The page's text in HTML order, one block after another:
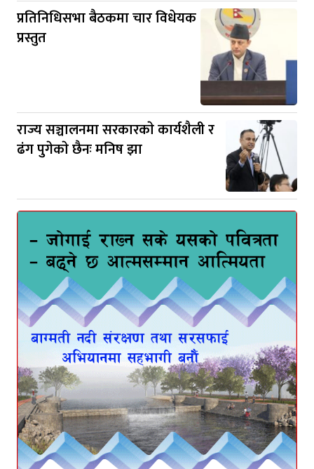
प्रतिनिधिसभा बैठकमा चार विधेयक
प्रस्तुत
राज्य सञ्चालनमा सरकारकाे कार्यशैली र
ढंग पुगेकाे छैनः मनिष झा